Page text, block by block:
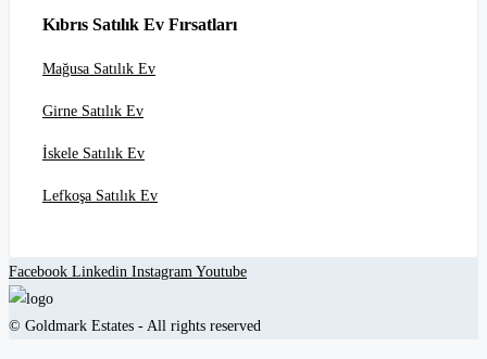
Kıbrıs Satılık Ev Fırsatları
Mağusa Satılık Ev
Girne Satılık Ev
İskele Satılık Ev
Lefkoşa Satılık Ev
Facebook Linkedin Instagram Youtube
© Goldmark Estates - All rights reserved